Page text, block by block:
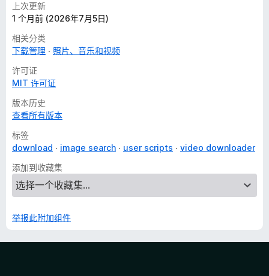
上次更新
1 个月前 (2026年7月5日)
相关分类
下载管理
照片、音乐和视频
许可证
MIT 许可证
版本历史
查看所有版本
标签
download
image search user scripts
video downloader
添加到收藏集
举报此附加组件